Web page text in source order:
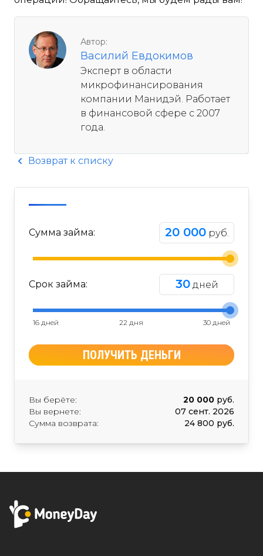
Автор:
Василий Евдокимов
Эксперт в области
микрофинансирования
компании Манидэй. Работает
в финансовой сфере с 2007
года.
Возврат к списку
Сумма займа: 20 000 руб.
Срок займа: 30 дней
16 дней 22 дня 30 дней
ПОЛУЧИТЬ ДЕНЬГИ
Вы берёте: 20 000 руб.
Вы вернете:
07 сент. 2026
Сумма возврата:
24 800 руб.